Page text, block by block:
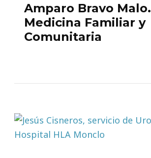
Amparo Bravo Malo.
Medicina Familiar y
Comunitaria